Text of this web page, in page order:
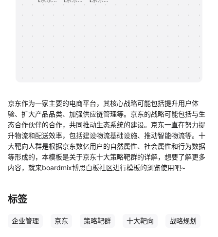
京东作为一家主要的电商平台，其核心战略可能包括提升用户体
验、扩大产品品类、加强供应链管理等。京东的战略可能包括与生
态合作伙伴的合作，共同推动生态系统的建设。京东一直在努力提
升物流和配送效率，包括建设物流基础设施、推动智能物流等。十
大靶向人群是根据京东数亿用户的自然属性、社会属性和行为数据
等形成的，本模板是关于京东十大策略靶群的详解，想要了解更多
内容，就来boardmix博思白板社区进行模板的浏览使用吧~
标签
企业管理 京东 策略靶群 十大靶向 战略规划